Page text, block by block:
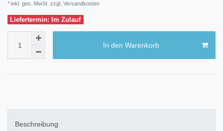
* inkl. ges. MwSt. zzgl. Versandkosten
Liefertermin: Im Zulauf
In den Warenkorb
Beschreibung